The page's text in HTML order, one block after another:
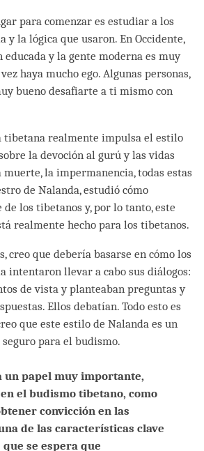
para comenzar es estudiar a los
y la lógica que usaron. En Occidente,
educada y la gente moderna es muy
haya mucho ego. Algunas personas,
bueno desafiarte a ti mismo con
tibetana realmente impulsa el estilo
la devoción al gurú y las vidas
muerte, la impermanencia, todas estas
de Nalanda, estudió cómo
los tibetanos y, por lo tanto, este
realmente hecho para los tibetanos.
creo que debería basarse en cómo los
intentaron llevar a cabo sus diálogos:
de vista y planteaban preguntas y
Ellos debatían. Todo esto es
que este estilo de Nalanda es un
para el budismo.
un papel muy importante,
el budismo tibetano, como
convicción en las
de las características clave
se espera que